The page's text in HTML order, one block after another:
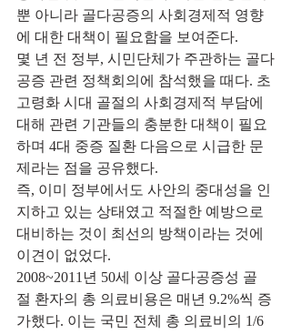
뿐 아니라 골다공증의 사회경제적 영향
에 대한 대책이 필요함을 보여준다.
몇 년 전 정부, 시민단체가 주관하는 골다
공증 관련 정책회의에 참석했을 때다. 초
고령화 시대 골절의 사회경제적 부담에
대해 관련 기관들의 충분한 대책이 필요
하며 4대 중증 질환 다음으로 시급한 문
제라는 점을 공유했다.
즉, 이미 정부에서도 사안의 중대성을 인
지하고 있는 상태였고 적절한 예방으로
대비하는 것이 최선의 방책이라는 것에
이견이 없었다.
2008~2011년 50세 이상 골다공증성 골
절 환자의 총 의료비용은 매년 9.2%씩 증
가했다. 이는 국민 전체 총 의료비의 1/6